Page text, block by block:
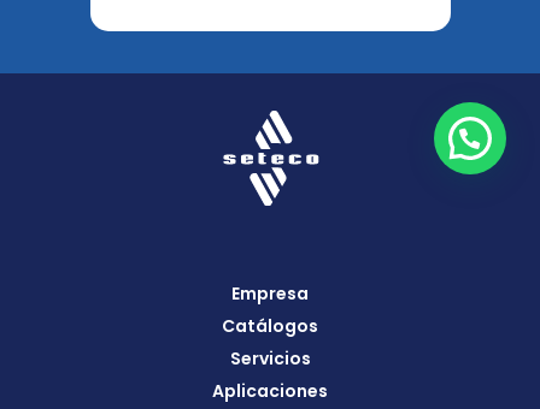
Empresa
Catálogos
Servicios
Aplicaciones